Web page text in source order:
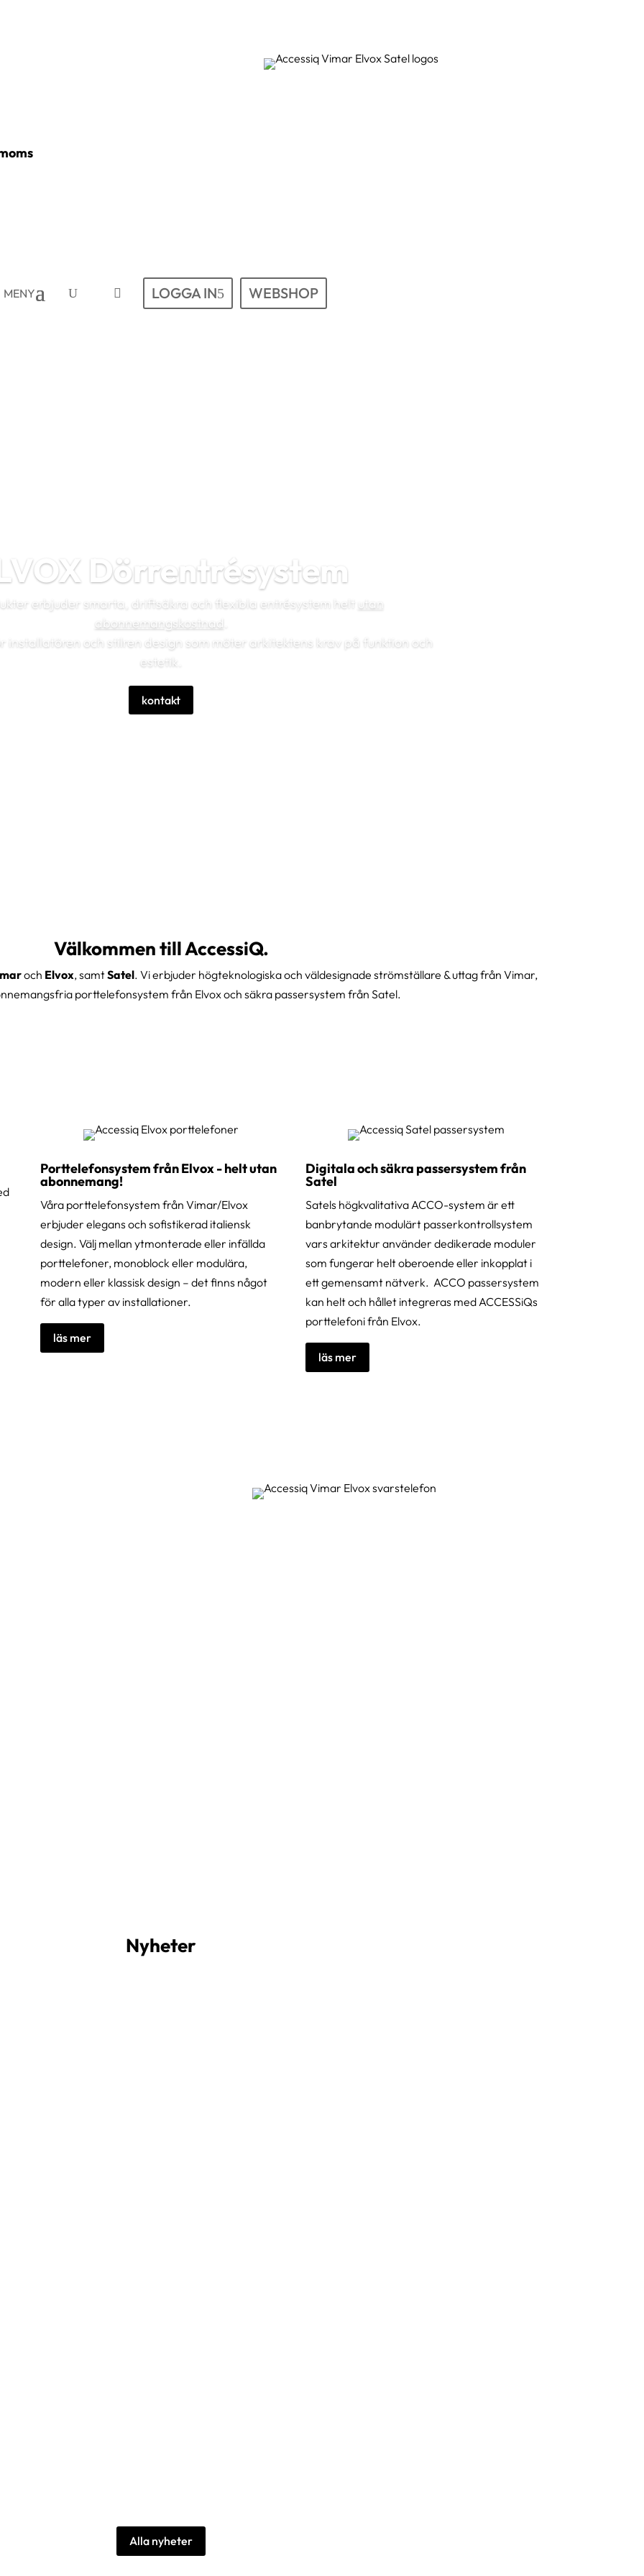
MENY LOGGA IN WEBSHOP
Dörrentrésystem
erbjuder smarta, driftsäkra och flexibla entrésystem helt utan
abonnemangskostnad
installatören och stilren design som möter arkitektens krav på funktion och
estetik.
kontakt
Välkommen till AccessiQ.
och Elvox, samtSatel. Vi erbjuder högteknologiska och väldesignade strömställare & uttag från Vimar,
porttelefonsystem från Elvox och säkra passersystem från Satel.
Porttelefonsystem från Elvox - helt utan
abonnemang!
Våra porttelefonsystem från Vimar/Elvox
erbjuder elegans och sofistikerad italiensk
design. Välj mellan ytmonterade eller infällda
porttelefoner, monoblock eller modulära,
modern eller klassisk design – det finns något
för alla typer av installationer.
läs mer
Digitala och säkra passersystem från
Satel
Satels högkvalitativa ACCO-system är ett
banbrytande modulärt passerkontrollsystem
vars arkitektur använder dedikerade moduler
som fungerar helt oberoende eller inkopplat i
ett gemensamt nätverk. ACCO passersystem
kan helt och hållet integreras med ACCESSiQs
porttelefoni från Elvox.
läs mer
Nyheter
Alla nyheter